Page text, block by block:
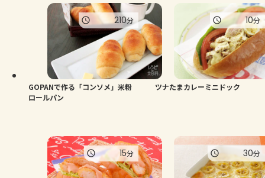
GOPANで作る「コンソメ」米粉
ロールパン
210分
ツナたまカレーミニドック
10分
15分 30分